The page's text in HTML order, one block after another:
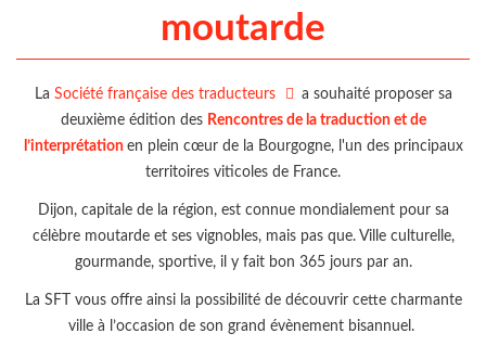
moutarde
La Société française des traducteurs
a souhaité proposer sa
deuxième édition des Rencontres de la traduction et de
l’interprétation en plein cœur de la Bourgogne, l'un des principaux
territoires viticoles de France.
Dijon, capitale de la région, est connue mondialement pour sa
célèbre moutarde et ses vignobles, mais pas que. Ville culturelle,
gourmande, sportive, il y fait bon 365 jours par an.
La SFT vous offre ainsi la possibilité de découvrir cette charmante
ville à l’occasion de son grand évènement bisannuel.